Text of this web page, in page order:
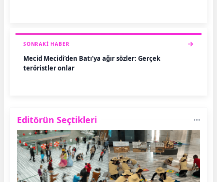
SONRAKI HABER
Mecid Mecidi’den Batı’ya ağır sözler: Gerçek
teröristler onlar
Editörün Seçtikleri